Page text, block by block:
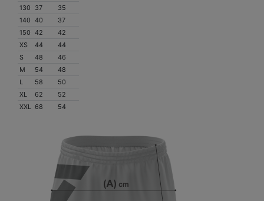
130
37
35
140 40
37
150 42
42
XS
44
44
S
48
46
M
54
48
L
58
50
XL
62
52
XXL
68 54